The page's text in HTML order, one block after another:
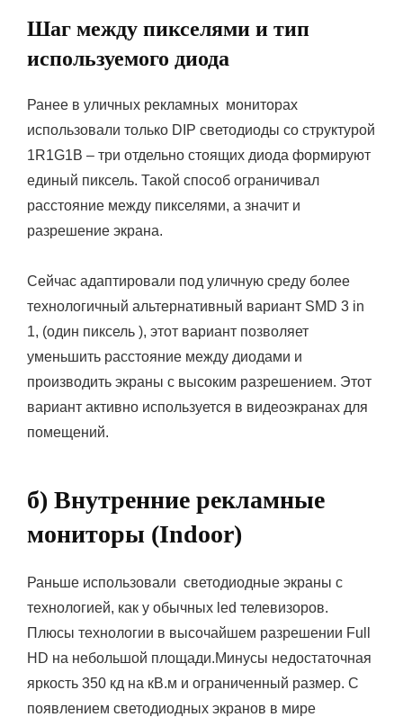
Шаг между пикселями и тип
используемого диода
Ранее в уличных рекламных мониторах
использовали только DIP светодиоды со структурой
1R1G1B – три отдельно стоящих диода формируют
единый пиксель. Такой способ ограничивал
расстояние между пикселями, а значит и
разрешение экрана.
Сейчас адаптировали под уличную среду более
технологичный альтернативный вариант SMD 3 in
1, (один пиксель ), этот вариант позволяет
уменьшить расстояние между диодами и
производить экраны с высоким разрешением. Этот
вариант активно используется в видеоэкранах для
помещений.
б) Внутренние рекламные
мониторы (Indoor)
Раньше использовали светодиодные экраны с
технологией, как у обычных led телевизоров.
Плюсы технологии в высочайшем разрешении Full
HD на небольшой площади.Минусы недостаточная
яркость 350 кд на кВ.м и ограниченный размер. С
появлением светодиодных экранов в мире